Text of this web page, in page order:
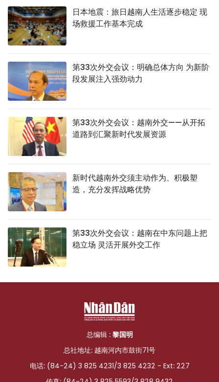
日本地震：旅日越南人生活逐步稳定 现
场救援工作基本完成
第33次外交会议：明确总体方向 为新阶
段发展注入强劲动力
第33次外交会议：越南外交——从开拓
道路到汇聚新时代发展资源
新时代越南外交须主动作为、积极塑
造，充分发挥战略优势
第33次外交会议：越南在中东问题上把
稳立场 灵活开展外交工作
总编辑 : 黎国明
总社地址: 越南河内市鼓街71号
电话: (84-24) 3 825 4231/3 825 4232 - Ext: 227